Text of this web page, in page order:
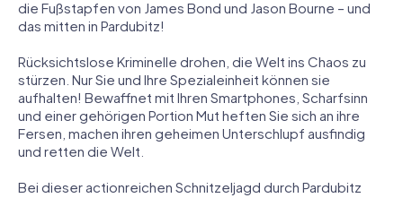
die Fußstapfen von James Bond und Jason Bourne – und
das mitten in Pardubitz!
Rücksichtslose Kriminelle drohen, die Welt ins Chaos zu
stürzen. Nur Sie und Ihre Spezialeinheit können sie
aufhalten! Bewaffnet mit Ihren Smartphones, Scharfsinn
und einer gehörigen Portion Mut heften Sie sich an ihre
Fersen, machen ihren geheimen Unterschlupf ausfindig
und retten die Welt.
Bei dieser actionreichen Schnitzeljagd durch Pardubitz